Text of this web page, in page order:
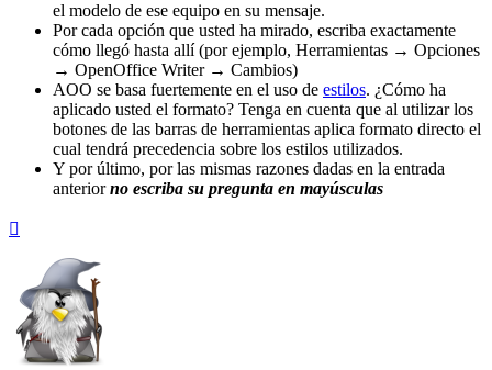
el modelo de ese equipo en su mensaje.
Por cada opción que usted ha mirado, escriba exactamente
cómo llegó hasta allí (por ejemplo, Herramientas → Opciones
→ OpenOffice Writer → Cambios)
AOO se basa fuertemente en el uso de estilos. ¿Cómo ha
aplicado usted el formato? Tenga en cuenta que al utilizar los
botones de las barras de herramientas aplica formato directo el
cual tendrá precedencia sobre los estilos utilizados.
Y por último, por las mismas razones dadas en la entrada
anteriorno escriba su pregunta en mayúsculas